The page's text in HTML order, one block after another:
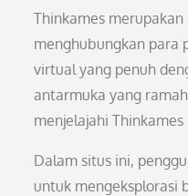
Thinkames
menghubungkan para
virtual yang penuh
antarmuka yang
menjelajahi
Dalam situs ini,
untuk mengeksplorasi